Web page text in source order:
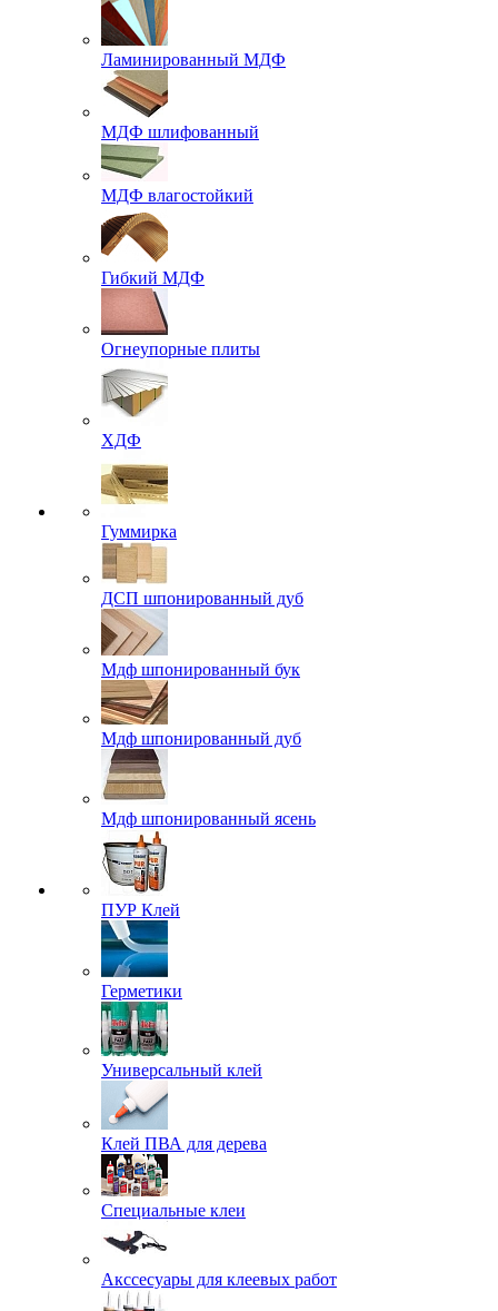
Ламинированный МДФ
МДФ шлифованный
МДФ влагостойкий
Гибкий МДФ
Огнеупорные плиты
ХДФ
Гуммирка
ДСП шпонированный дуб
Мдф шпонированный бук
Мдф шпонированный дуб
Мдф шпонированный ясень
ПУР Клей
Герметики
Универсальный клей
Клей ПВА для дерева
Специальные клеи
Акссесуары для клеевых работ